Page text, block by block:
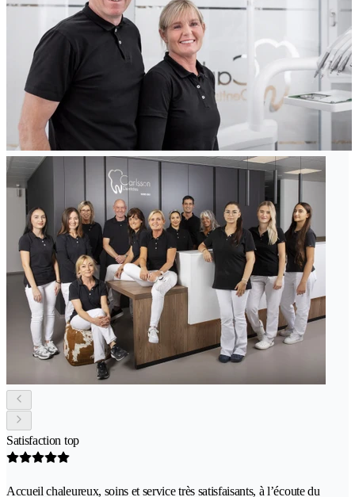
Satisfaction top
Accueil chaleureux, soins et service très satisfaisants, à l’écoute du